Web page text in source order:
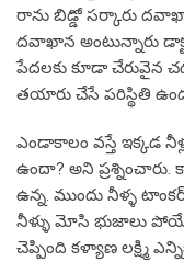
రాను బిడ్డో సర్కారు
దవాఖాన అంటున్నారు
పేదలకు కూడా చేరువైన
తయారు చేసే పరిస్థితి
ఎండాకాలం వస్తే ఇక్కడ
ఉందా? అని ప్రశ్నించారు.
ఉన్న. ముందు నీళ్ళ
నీళ్ళు మోసి భుజాలు
చెప్పింది కళ్యాణ లక్ష్మి